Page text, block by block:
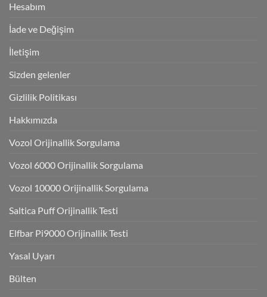
Hesabım
İade ve Değişim
İletişim
Sizden gelenler
Gizlilik Politikası
Hakkımızda
Vozol Orijinallik Sorgulama
Vozol 6000 Orijinallik Sorgulama
Vozol 10000 Orijinallik Sorgulama
Saltica Puff Orijinallik Testi
Elfbar Pi9000 Orijinallik Testi
Yasal Uyarı
Bülten